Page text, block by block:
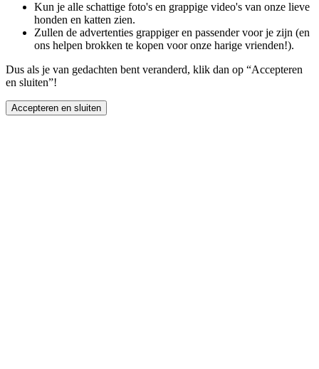
Kun je alle schattige foto's en grappige video's van onze lieve
honden en katten zien.
Zullen de advertenties grappiger en passender voor je zijn (en
ons helpen brokken te kopen voor onze harige vrienden!).
Dus als je van gedachten bent veranderd, klik dan op “Accepteren
en sluiten”!
Accepteren en sluiten